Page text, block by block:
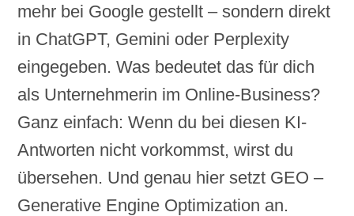
mehr bei Google gestellt – sondern direkt
in ChatGPT, Gemini oder Perplexity
eingegeben. Was bedeutet das für dich
als Unternehmerin im Online-Business?
Ganz einfach: Wenn du bei diesen KI-
Antworten nicht vorkommst, wirst du
übersehen. Und genau hier setzt GEO –
Generative Engine Optimization an.